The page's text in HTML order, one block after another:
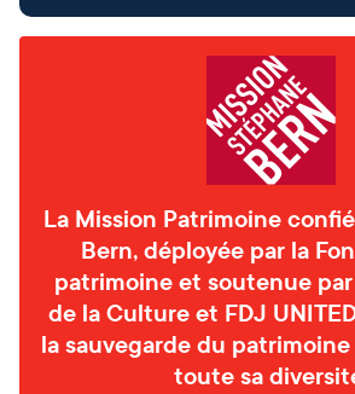
La Mission Patrimoine
Bern, déployée par la
patrimoine et soutenue
de la Culture et FDJ
la sauvegarde du
toute sa